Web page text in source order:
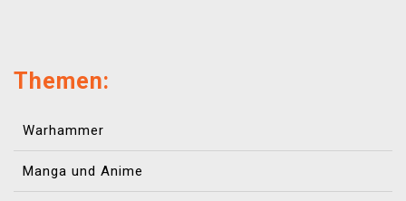
Themen:
Warhammer
Manga und Anime